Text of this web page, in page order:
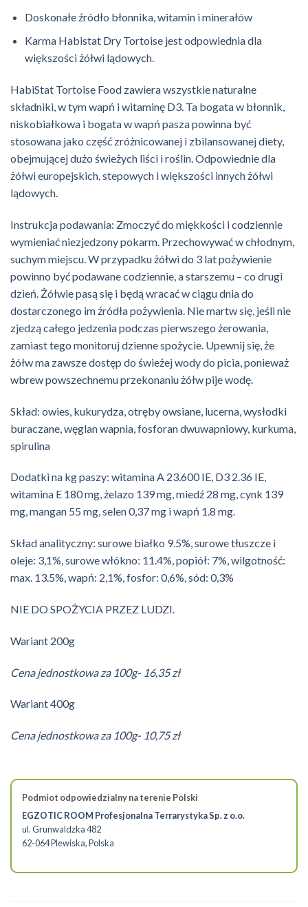
Doskonałe źródło błonnika, witamin i minerałów
Karma Habistat Dry Tortoise jest odpowiednia dla
większości żółwi lądowych.
HabiStat Tortoise Food zawiera wszystkie naturalne
składniki, w tym wapń i witaminę D3. Ta bogata w błonnik,
niskobiałkowa i bogata w wapń pasza powinna być
stosowana jako część zróżnicowanej i zbilansowanej diety,
obejmującej dużo świeżych liści i roślin. Odpowiednie dla
żółwi europejskich, stepowych i większości innych żółwi
lądowych.
Instrukcja podawania: Zmoczyć do miękkości i codziennie
wymieniać niezjedzony pokarm. Przechowywać w chłodnym,
suchym miejscu. W przypadku żółwi do 3 lat pożywienie
powinno być podawane codziennie, a starszemu – co drugi
dzień. Żółwie pasą się i będą wracać w ciągu dnia do
dostarczonego im źródła pożywienia. Nie martw się, jeśli nie
zjedzą całego jedzenia podczas pierwszego żerowania,
zamiast tego monitoruj dzienne spożycie. Upewnij się, że
żółw ma zawsze dostęp do świeżej wody do picia, ponieważ
wbrew powszechnemu przekonaniu żółw pije wodę.
Skład: owies, kukurydza, otręby owsiane, lucerna, wysłodki
buraczane, węglan wapnia, fosforan dwuwapniowy, kurkuma,
spirulina
Dodatki na kg paszy: witamina A 23.600 IE, D3 2.36 IE,
witamina E 180 mg, żelazo 139 mg, miedź 28 mg, cynk 139
mg, mangan 55 mg, selen 0,37 mg i wapń 1.8 mg.
Skład analityczny: surowe białko 9.5%, surowe tłuszcze i
oleje: 3,1%, surowe włókno: 11.4%, popiół: 7%, wilgotność:
max. 13.5%, wapń: 2,1%, fosfor: 0,6%, sód: 0,3%
NIE DO SPOŻYCIA PRZEZ LUDZI.
Wariant 200g
Cena jednostkowa za 100g- 16,35 zł
Wariant 400g
Cena jednostkowa za 100g- 10,75 zł
Podmiot odpowiedzialny na terenie Polski
EGZOTIC ROOM Profesjonalna Terrarystyka Sp. z o.o.
ul. Grunwaldzka 482
62-064 Plewiska, Polska